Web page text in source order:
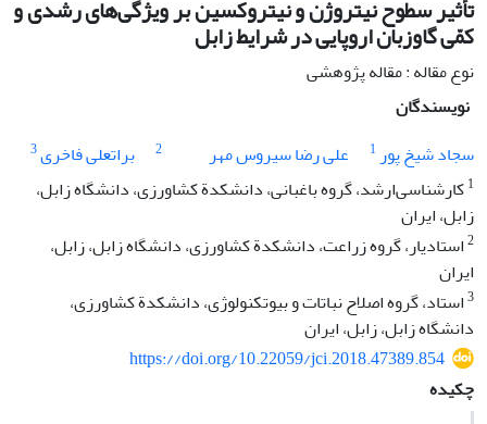
تأثیر سطوح نیتروژن و نیتروکسین بر وی‍ژگی‌های رشدی و
کمّی گاوزبان اروپایی در شرایط زابل
نوع مقاله : مقاله پژوهشی
نویسندگان
سجاد شیخ پور1 علی رضا سیروس مهر 2 براتعلی فاخری3
1کارشناسی‌ارشد، گروه باغبانی، دانشکدة کشاورزی، دانشگاه زابل،
زابل، ایران
2استادیار، گروه زراعت، دانشکدة کشاورزی، دانشگاه زابل، زابل،
ایران
3استاد، گروه اصلاح نباتات و بیوتکنولوژی، دانشکدة کشاورزی،
دانشگاه زابل، زابل، ایران
https://doi.org/10.22059/jci.2018.47389.854
چکیده